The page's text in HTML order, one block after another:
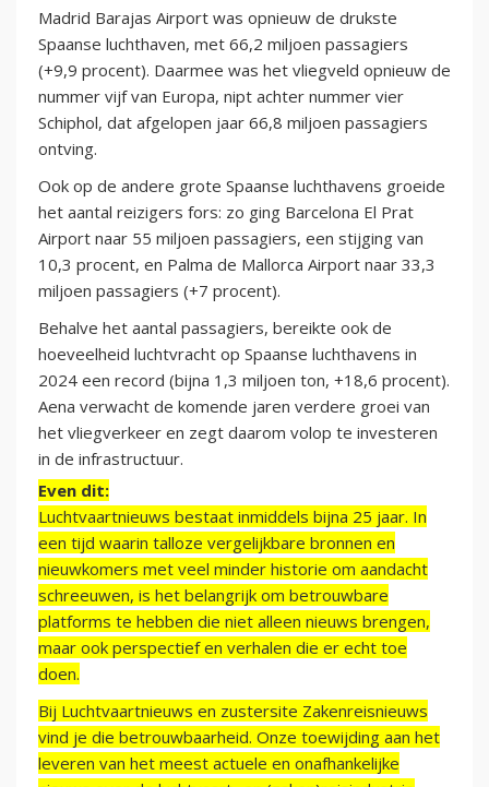
Madrid Barajas Airport was opnieuw de drukste
Spaanse luchthaven, met 66,2 miljoen passagiers
(+9,9 procent). Daarmee was het vliegveld opnieuw de
nummer vijf van Europa, nipt achter nummer vier
Schiphol, dat afgelopen jaar 66,8 miljoen passagiers
ontving.
Ook op de andere grote Spaanse luchthavens groeide
het aantal reizigers fors: zo ging Barcelona El Prat
Airport naar 55 miljoen passagiers, een stijging van
10,3 procent, en Palma de Mallorca Airport naar 33,3
miljoen passagiers (+7 procent).
Behalve het aantal passagiers, bereikte ook de
hoeveelheid luchtvracht op Spaanse luchthavens in
2024 een record (bijna 1,3 miljoen ton, +18,6 procent).
Aena verwacht de komende jaren verdere groei van
het vliegverkeer en zegt daarom volop te investeren
in de infrastructuur.
Even dit:
Luchtvaartnieuws bestaat inmiddels bijna 25 jaar. In
een tijd waarin talloze vergelijkbare bronnen en
nieuwkomers met veel minder historie om aandacht
schreeuwen, is het belangrijk om betrouwbare
platforms te hebben die niet alleen nieuws brengen,
maar ook perspectief en verhalen die er echt toe
doen.
Bij Luchtvaartnieuws en zustersite Zakenreisnieuws
vind je die betrouwbaarheid. Onze toewijding aan het
leveren van het meest actuele en onafhankelijke